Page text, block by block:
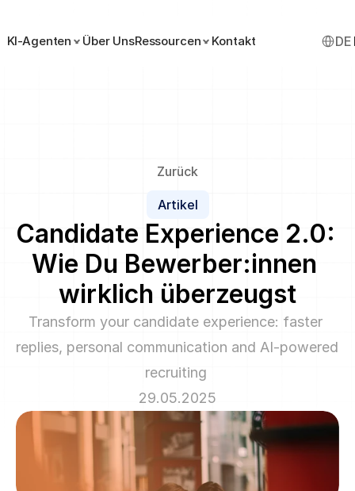
Zurück
Artikel
Candidate Experience 2.0:
Wie Du Bewerber:innen
wirklich überzeugst
Transform your candidate experience: faster
replies, personal communication and AI-powered
recruiting
29.05.2025
KI-Agenten Über UnsRessourcen Kontakt Select
DE